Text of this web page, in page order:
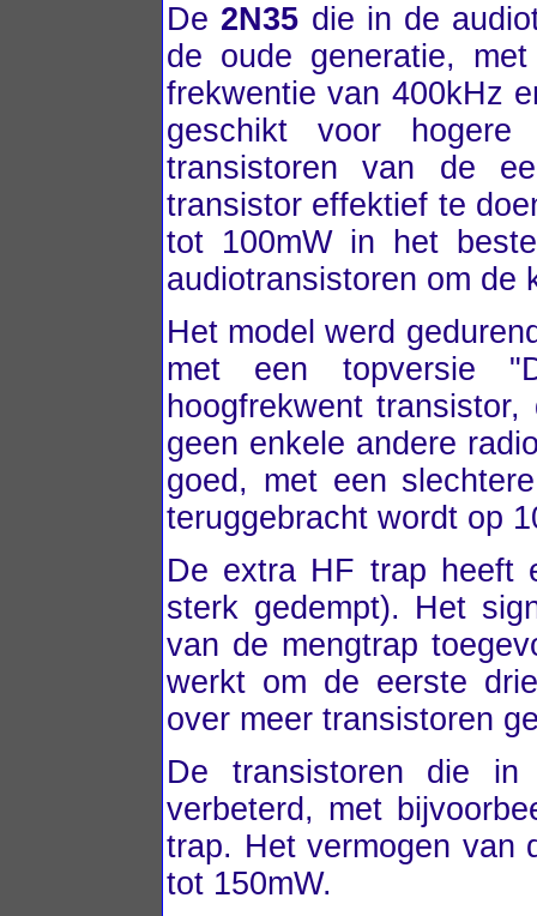
De 2N35 die in de
de oude generatie,
frekwentie van 400kHz
geschikt voor
transistoren van de
transistor effektief te
tot 100mW in het
audiotransistoren om de
Het model werd
met een topversie
hoogfrekwent
geen enkele andere
goed, met een
teruggebracht wordt op
De extra HF trap heeft
sterk gedempt). Het
van de mengtrap
werkt om de eerste
over meer transistoren
De transistoren die
verbeterd, met
trap. Het vermogen van
tot 150mW.